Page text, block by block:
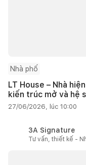
Nhà phố
LT House – Nhà
kiến trúc mở và hệ
27/06/2026, lúc 10:00
3A Signature
Tư vấn, thiết kế -